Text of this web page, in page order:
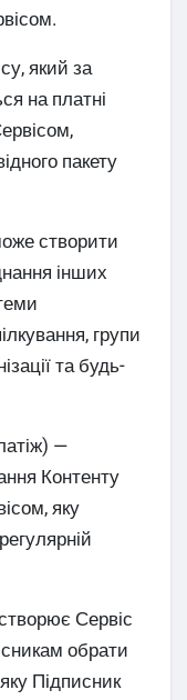
який за
на платні
пакету
створити
інших
групи
та будь-
—
Контенту
яку
Сервіс
обрати
Підписник